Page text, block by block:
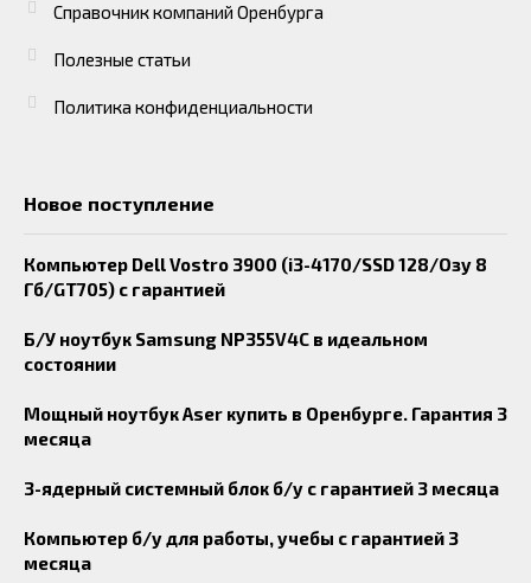
Справочник компаний Оренбурга
Полезные статьи
Политика конфиденциальности
Новое поступление
Компьютер Dell Vostro 3900 (i3-4170/SSD 128/Озу 8
Гб/GT705) с гарантией
Б/У ноутбук Samsung NP355V4C в идеальном
состоянии
Мощный ноутбук Aser купить в Оренбурге. Гарантия 3
месяца
3-ядерный системный блок б/у с гарантией 3 месяца
Компьютер б/у для работы, учебы с гарантией 3
месяца